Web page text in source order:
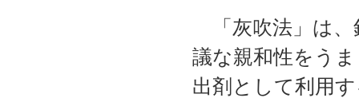
「灰吹法」は、
議な親和性をう
出剤として利用